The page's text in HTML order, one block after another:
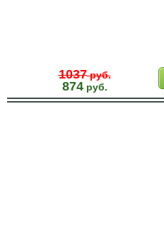
1037руб.
874руб.